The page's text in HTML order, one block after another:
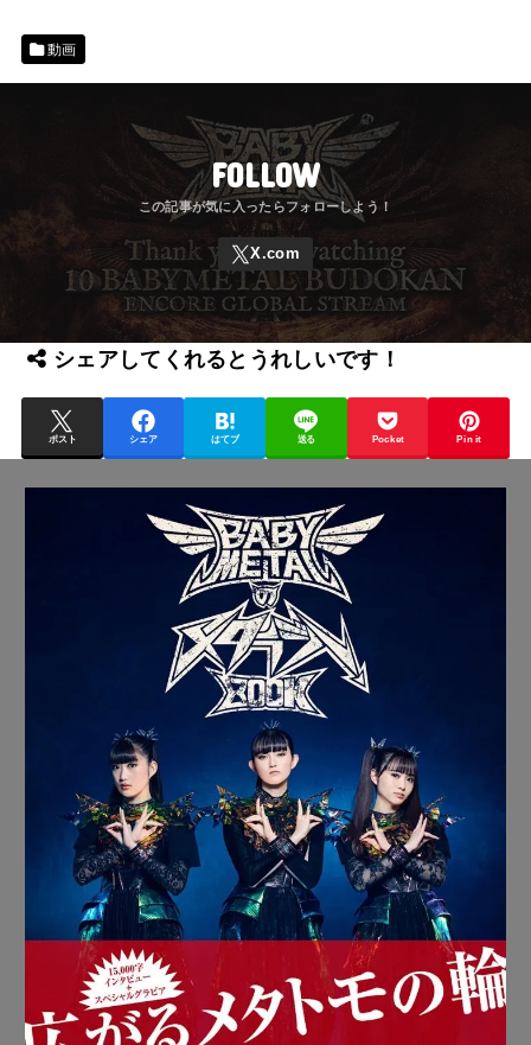
動画
FOLLOW
シェアしてくれるとうれしいです！
ポスト シェア はてブ 送る Pocket Pin it